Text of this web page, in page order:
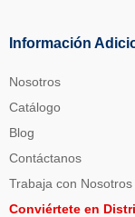
Información
Nosotros
Catálogo
Blog
Contáctanos
Trabaja con Nosotros
Conviértete en